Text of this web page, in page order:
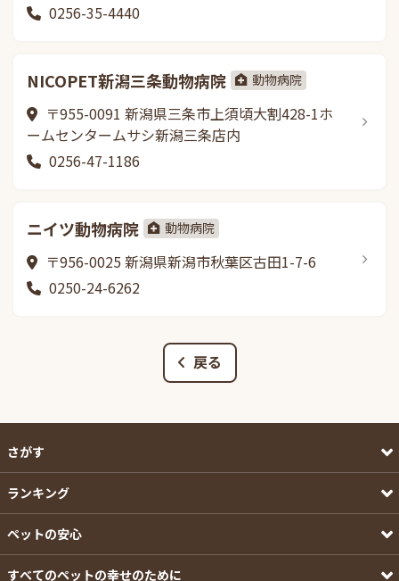
0256-35-4440
NICOPET新潟三条動物病院 動物病院
〒955-0091 新潟県三条市上須頃大割428-1ホ
ームセンタームサシ新潟三条店内
0256-47-1186
ニイツ動物病院 動物病院
〒956-0025 新潟県新潟市秋葉区古田1-7-6
0250-24-6262
戻る
さがす
ランキング
ペットの安心
すべてのペットの幸せのために